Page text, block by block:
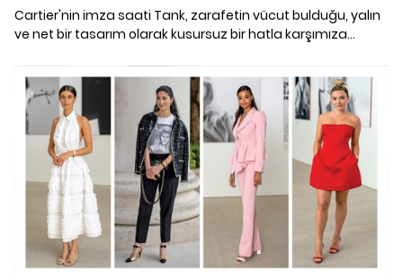
Cartier'nin imza saati Tank, zarafetin vücut bulduğu, yalın
ve net bir tasarım olarak kusursuz bir hatla karşımıza